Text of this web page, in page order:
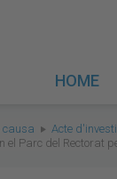
HOME
causa
Acte
Parc del Rectorat